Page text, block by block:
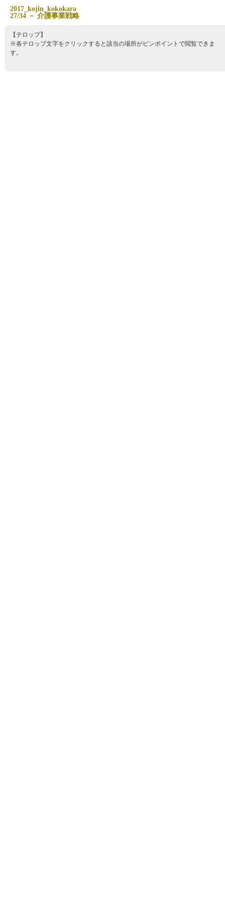
2017 kojin kokokara
27/34 － 介護事業戦略
【テロップ】
※各テロップ文字をクリックすると該当の場所がピンポイントで閲覧できま
す。